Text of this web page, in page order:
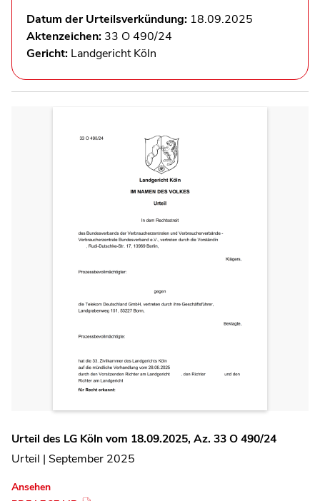
Datum der Urteilsverkündung: 18.09.2025
Aktenzeichen: 33 O 490/24
Gericht: Landgericht Köln
Urteil des LG Köln vom 18.09.2025, Az. 33 O 490/24
Urteil | September 2025
Ansehen